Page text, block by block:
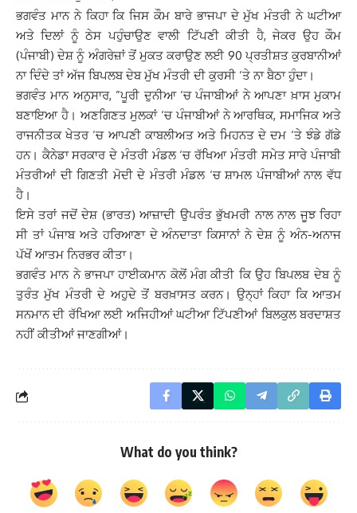
ਭਗਵੰਤ ਮਾਨ ਨੇ ਕਿਹਾ ਕਿ ਜਿਸ ਕੌਮ ਬਾਰੇ ਭਾਜਪਾ ਦੇ ਮੁੱਖ ਮੰਤਰੀ ਨੇ ਘਟੀਆ
ਅਤੇ ਦਿਲਾਂ ਨੂੰ ਠੇਸ ਪਹੁੰਚਾਉਣ ਵਾਲੀ ਟਿੱਪਣੀ ਕੀਤੀ ਹੈ, ਜੇਕਰ ਉਹ ਕੌਮ
(ਪੰਜਾਬੀ) ਦੇਸ਼ ਨੂੰ ਅੰਗਰੇਜ਼ਾਂ ਤੋਂ ਮੁਕਤ ਕਰਾਉਣ ਲਈ 90 ਪ੍ਰਤੀਸ਼ਤ ਕੁਰਬਾਨੀਆਂ
ਨਾ ਦਿੰਦੇ ਤਾਂ ਅੱਜ ਬਿਪਲਬ ਦੇਬ ਮੁੱਖ ਮੰਤਰੀ ਦੀ ਕੁਰਸੀ ‘ਤੇ ਨਾ ਬੈਠਾ ਹੁੰਦਾ।
ਭਗਵੰਤ ਮਾਨ ਅਨੁਸਾਰ, ”ਪੂਰੀ ਦੁਨੀਆ ‘ਚ ਪੰਜਾਬੀਆਂ ਨੇ ਆਪਣਾ ਖ਼ਾਸ ਮੁਕਾਮ
ਬਣਾਇਆ ਹੈ। ਅਣਗਿਣਤ ਮੁਲਕਾਂ ‘ਚ ਪੰਜਾਬੀਆਂ ਨੇ ਆਰਥਿਕ, ਸਮਾਜਿਕ ਅਤੇ
ਰਾਜਨੀਤਕ ਖੇਤਰ ‘ਚ ਆਪਣੀ ਕਾਬਲੀਅਤ ਅਤੇ ਮਿਹਨਤ ਦੇ ਦਮ ‘ਤੇ ਝੰਡੇ ਗੱਡੇ
ਹਨ। ਕੈਨੇਡਾ ਸਰਕਾਰ ਦੇ ਮੰਤਰੀ ਮੰਡਲ ‘ਚ ਰੱਖਿਆ ਮੰਤਰੀ ਸਮੇਤ ਸਾਰੇ ਪੰਜਾਬੀ
ਮੰਤਰੀਆਂ ਦੀ ਗਿਣਤੀ ਮੋਦੀ ਦੇ ਮੰਤਰੀ ਮੰਡਲ ‘ਚ ਸ਼ਾਮਲ ਪੰਜਾਬੀਆਂ ਨਾਲ ਵੱਧ
ਹੈ।
ਇਸੇ ਤਰਾਂ ਜਦੋਂ ਦੇਸ਼ (ਭਾਰਤ) ਆਜ਼ਾਦੀ ਉਪਰੰਤ ਭੁੱਖਮਰੀ ਨਾਲ ਨਾਲ ਜੂਝ ਰਿਹਾ
ਸੀ ਤਾਂ ਪੰਜਾਬ ਅਤੇ ਹਰਿਆਣਾ ਦੇ ਅੰਨਦਾਤਾ ਕਿਸਾਨਾਂ ਨੇ ਦੇਸ਼ ਨੂੰ ਅੰਨ-ਅਨਾਜ
ਪੱਖੋਂ ਆਤਮ ਨਿਰਭਰ ਕੀਤਾ।
ਭਗਵੰਤ ਮਾਨ ਨੇ ਭਾਜਪਾ ਹਾਈਕਮਾਨ ਕੋਲੋਂ ਮੰਗ ਕੀਤੀ ਕਿ ਉਹ ਬਿਪਲਬ ਦੇਬ ਨੂੰ
ਤੁਰੰਤ ਮੁੱਖ ਮੰਤਰੀ ਦੇ ਅਹੁਦੇ ਤੋਂ ਬਰਖ਼ਾਸਤ ਕਰਨ। ਉਨ੍ਹਾਂ ਕਿਹਾ ਕਿ ਆਤਮ
ਸਨਮਾਨ ਦੀ ਰੱਖਿਆ ਲਈ ਅਜਿਹੀਆਂ ਘਟੀਆ ਟਿੱਪਣੀਆਂ ਬਿਲਕੁਲ ਬਰਦਾਸ਼ਤ
ਨਹੀਂ ਕੀਤੀਆਂ ਜਾਣਗੀਆਂ।
What do you think?